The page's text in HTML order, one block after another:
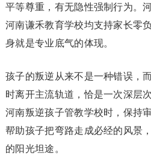
平等尊重，有无隐性强制行为。
河南谦禾教育学校均支持家长零
身就是专业底气的体现。
孩子的叛逆从来不是一种错误，
时离开主流轨道，恰是一次深层
河南叛逆孩子管教学校时，保持
帮助孩子把弯路走成必经的风景
的阳光坦途。